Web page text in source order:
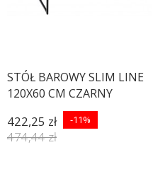
STÓŁ BAROWY SLIM LINE
120X60 CM CZARNY
422,25 zł -11%
474,44 zł